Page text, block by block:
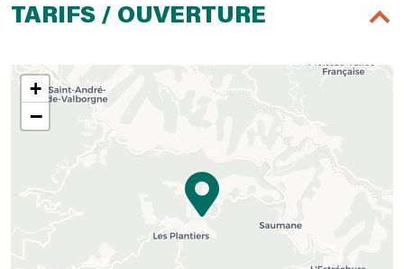
TARIFS / OUVERTURE
+
−